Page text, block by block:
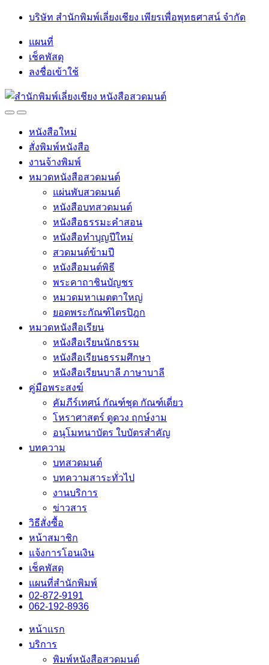
Skip
navigation
Skip
บริษัท สำนักพิมพ์เลี่ยงเชียง เพียรเพื่อพุทธศาสน์ จำกัด
แผนที่
เช็คพัสดุ
ลงชื่อเข้าใช้
OpenClose
หนังสือใหม่
สั่งพิมพ์หนังสือ
งานจ้างพิมพ์
หมวดหนังสือสวดมนต์
แผ่นพับสวดมนต์
หนังสือบทสวดมนต์
หนังสือธรรมะคำสอน
หนังสือทำบุญปีใหม่
สวดมนต์ข้ามปี
หนังสือมนต์พิธี
พระคาถาชินบัญชร
หมวดมหาเมตตาใหญ่
ยอดพระกัณฑ์ไตรปิฎก
หมวดหนังสือเรียน
หนังสือเรียนนักธรรม
หนังสือเรียนธรรมศึกษา
หนังสือเรียนบาลี ภาษาบาลี
คู่มือพระสงฆ์
คัมภีร์เทศน์ กัณฑ์ชุด กัณฑ์เดี่ยว
โหราศาสตร์ ดูดวง ฤกษ์งาม
อนุโมทนาบัตร ใบบัตรสำคัญ
บทความ
บทสวดมนต์
บทความสาระทั่วไป
งานบริการ
ข่าวสาร
วิธีสั่งซื้อ
หน้าสมาชิก
แจ้งการโอนเงิน
เช็คพัสดุ
แผนที่สำนักพิมพ์
02-872-9191
062-192-8936
หน้าแรก
บริการ
พิมพ์หนังสือสวดมนต์